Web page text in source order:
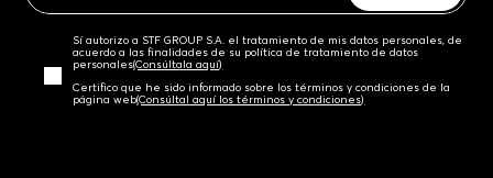
Sí autorizo a STF GROUP S.A. el tratamiento de mis datos personales, de
acuerdo a las finalidades de su política de tratamiento de datos
personales‎(Consúltala aquí)
Certifico que he sido informado sobre los términos y condiciones de la
página web‎(Consúltal aquí los términos y condiciones)